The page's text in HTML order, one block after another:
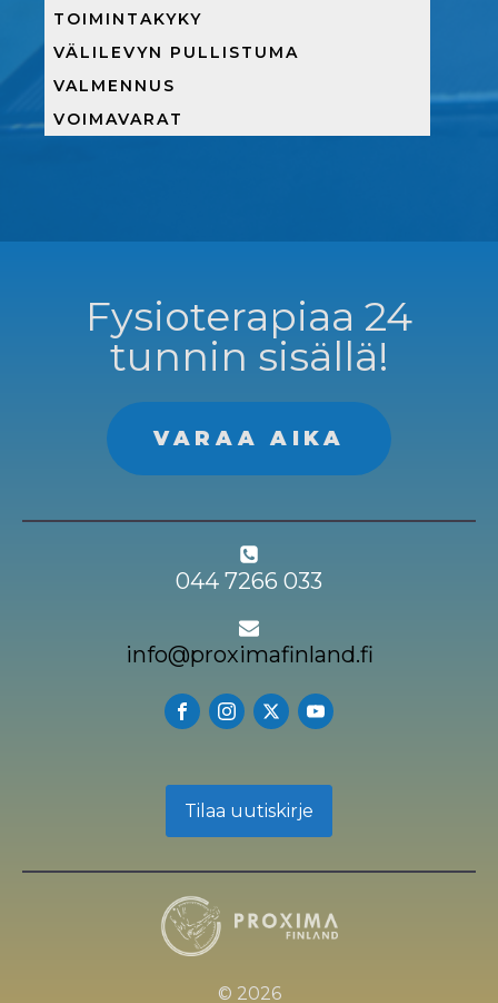
TOIMINTAKYKY
VÄLILEVYN PULLISTUMA
VALMENNUS
VOIMAVARAT
Fysioterapiaa 24
tunnin sisällä!
VARAA AIKA
044 7266 033
info@proximafinland.fi
Tilaa uutiskirje
© 2026